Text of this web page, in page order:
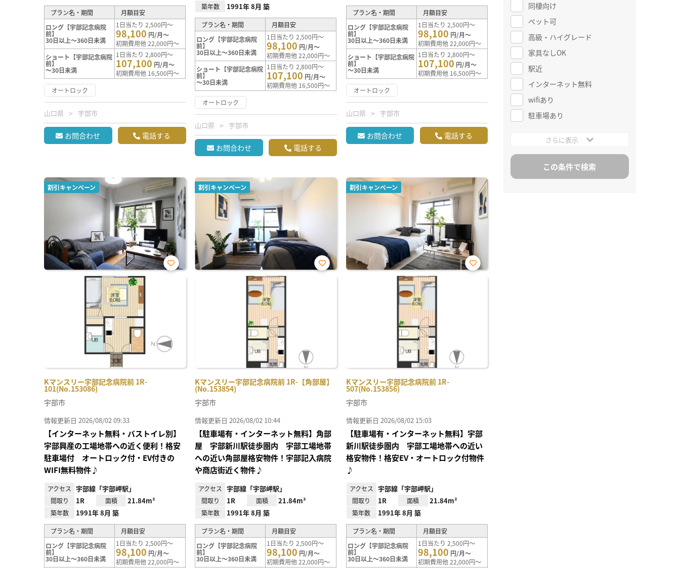
プラン名・期間
月額目安
ロング【宇部記念病院
前】
30日以上～360日未満
1日当たり 2,500円～
98,100 円/月～
初期費用他 22,000円～
ショート【宇部記念病院
前】
～30日未満
1日当たり 2,800円～
107,100 円/月～
初期費用他 16,500円～
オートロック
山口県 宇部市
お問合わせ 電話する
築年数 1991年 8月 築
プラン名・期間
月額目安
ロング【宇部記念病院
前】
30日以上～360日未満
1日当たり 2,500円～
98,100 円/月～
初期費用他 22,000円～
ショート【宇部記念病院
前】
～30日未満
1日当たり 2,800円～
107,100 円/月～
初期費用他 16,500円～
オートロック
山口県 宇部市
お問合わせ 電話する
プラン名・期間
月額目安
ロング【宇部記念病院
前】
30日以上～360日未満
1日当たり 2,500円～
98,100 円/月～
初期費用他 22,000円～
ショート【宇部記念病院
前】
～30日未満
1日当たり 2,800円～
107,100 円/月～
初期費用他 16,500円～
オートロック
山口県 宇部市
お問合わせ 電話する
割引キャンペーン
Kマンスリー宇部記念病院前 1R-
101(No.153086)
お気
宇部市
情報更新日 2026/08/02 09:33
【インターネット無料・バストイレ別】
宇部興産の工場地帯への近く便利！格安
駐車場付 オートロック付・EV付きの
WIFI無料物件♪
アクセス 宇部線「宇部岬駅」
間取り 1R 面積 21.84m²
築年数 1991年 8月 築
プラン名・期間
月額目安
ロング【宇部記念病院
前】
30日以上～360日未満
1日当たり 2,500円～
98,100 円/月～
初期費用他 22,000円～
割引キャンペーン
Kマンスリー宇部記念病院前 1R-【角部屋】
(No.153854)
お気
宇部市
情報更新日 2026/08/02 10:44
【駐車場有・インターネット無料】角部
屋 宇部新川駅徒歩圏内 宇部工場地帯
への近い角部屋格安物件！宇部記入病院
や商店街近く物件♪
アクセス 宇部線「宇部岬駅」
間取り 1R 面積 21.84m²
築年数 1991年 8月 築
プラン名・期間
月額目安
ロング【宇部記念病院
前】
30日以上～360日未満
1日当たり 2,500円～
98,100 円/月～
初期費用他 22,000円～
割引キャンペーン
Kマンスリー宇部記念病院前 1R-
507(No.153856)
お気
宇部市
情報更新日 2026/08/02 15:03
【駐車場有・インターネット無料】宇部
新川駅徒歩圏内 宇部工場地帯への近い
格安物件！格安EV・オートロック付物件
♪
アクセス 宇部線「宇部岬駅」
間取り 1R 面積 21.84m²
築年数 1991年 8月 築
プラン名・期間
月額目安
ロング【宇部記念病院
前】
30日以上～360日未満
1日当たり 2,500円～
98,100 円/月～
初期費用他 22,000円～
同棲向け
ペット可
高級・ハイグレード
家具なしOK
駅近
インターネット無料
wifiあり
駐車場あり
さらに表示